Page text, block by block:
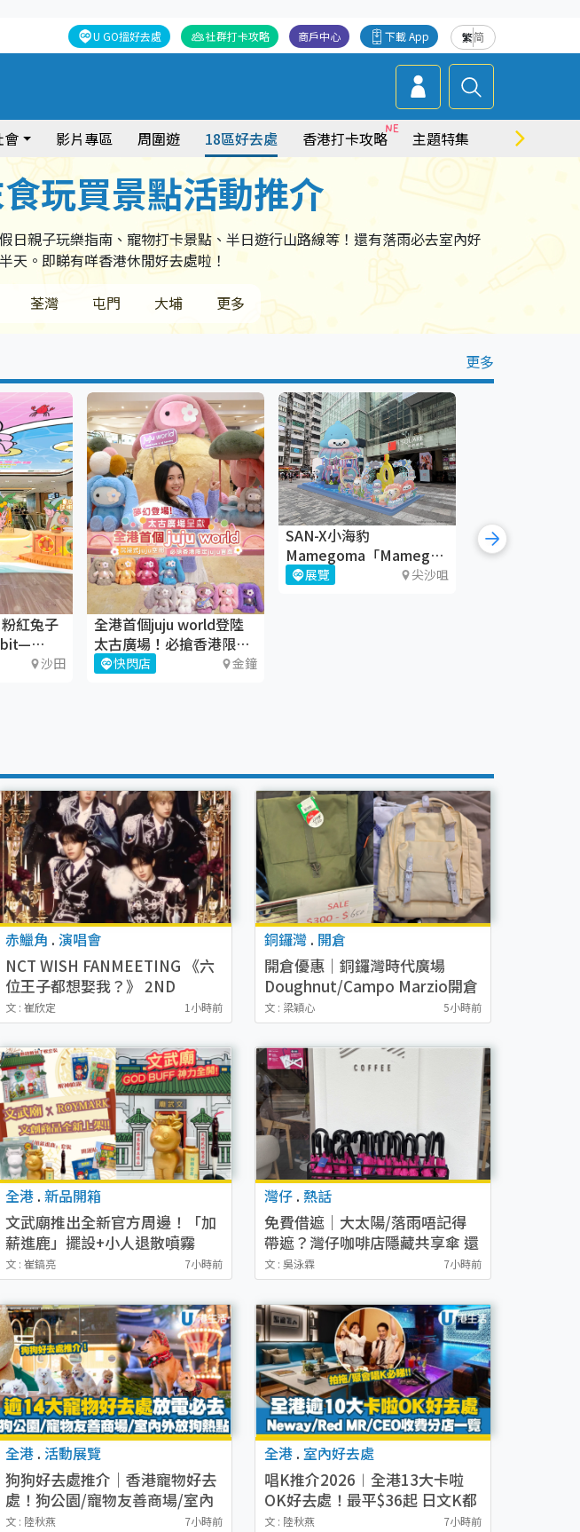
繁简
下載 App
商戶中心
社群打卡攻略
U GO搵好去處
會 影片專區 周圍遊 18區好去處 香港打卡攻略 主題特集 商場情報
玩買景點活動推介
親子玩樂指南、寵物打卡景點、半日遊行山路線等！還有落雨必去室內好
天。即睇有咩香港休閒好去處啦！
荃灣 屯門 大埔 更多
更多
紅兔子
大曬沙田
全港首個juju world登陸
太古廣場！必搶香港限定
juju盲盒
快閃店 金鐘
SAN-X小海豹
Mamegoma「Mamegoma
仲夏萌寶奇幻之旅」＠
展覽 尖沙咀
赤鱲角 . 演唱會
NCT WISH FANMEETING 《六
位王子都想娶我？》 2ND
ANNIVERSARY 香港站活動詳
情/日期/時間/地點/票價一覽
文 : 崔欣定 1小時前
銅鑼灣 . 開倉
開倉優惠｜銅鑼灣時代廣場
Doughnut/Campo Marzio開倉
低至1折！背囊、書包、手袋劈
價$200起
文 : 梁穎心 5小時前
全港 . 新品開箱
文武廟推出全新官方周邊！「加
薪進鹿」擺設+小人退散噴霧
$38起（附購買地點及售價）
文 : 崔鎬亮 7小時前
灣仔 .熱話
免費借遮｜大太陽/落雨唔記得
帶遮？灣仔咖啡店隱藏共享傘 還
遮即送$0免費咖啡！
文 : 吳泳霖 7小時前
全港 . 活動展覽
狗狗好去處推介｜香港寵物好去
處！狗公園/寵物友善商場/室內
外放狗熱點
文 : 陸秋燕 7小時前
全港 .室內好去處
唱K推介2026︱全港13大卡啦
OK好去處！最平$36起 日文K都
有！(附地址+收費詳情)
文 : 陸秋燕 7小時前